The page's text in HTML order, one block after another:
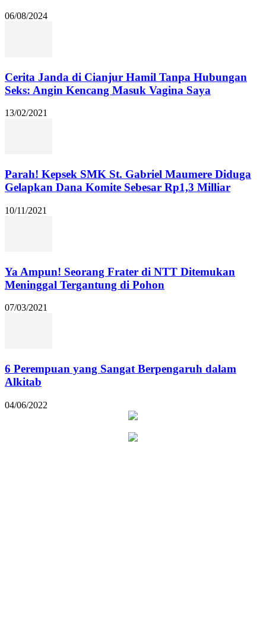
06/08/2024
Cerita Janda di Cianjur Hamil Tanpa Hubungan
Seks: Angin Kencang Masuk Vagina Saya
13/02/2021
Parah! Kepsek SMK St. Gabriel Maumere Diduga
Gelapkan Dana Komite Sebesar Rp1,3 Milliar
10/11/2021
Ya Ampun! Seorang Frater di NTT Ditemukan
Meninggal Tergantung di Pohon
07/03/2021
6 Perempuan yang Sangat Berpengaruh dalam
Alkitab
04/06/2022